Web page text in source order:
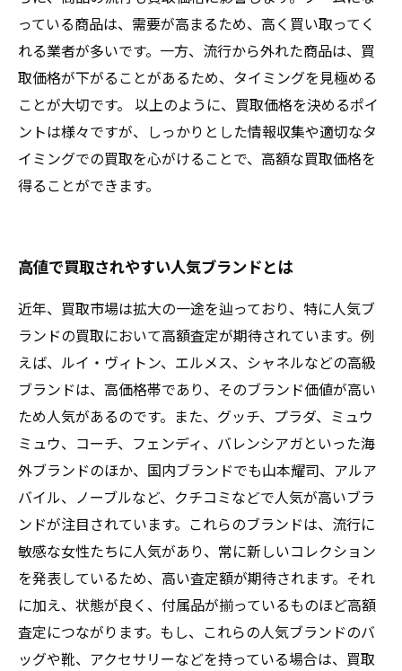
っている商品は、需要が高まるため、高く買い取ってく
れる業者が多いです。一方、流行から外れた商品は、買
取価格が下がることがあるため、タイミングを見極める
ことが大切です。 以上のように、買取価格を決めるポイ
ントは様々ですが、しっかりとした情報収集や適切なタ
イミングでの買取を心がけることで、高額な買取価格を
得ることができます。
高値で買取されやすい人気ブランドとは
近年、買取市場は拡大の一途を辿っており、特に人気ブ
ランドの買取において高額査定が期待されています。例
えば、ルイ・ヴィトン、エルメス、シャネルなどの高級
ブランドは、高価格帯であり、そのブランド価値が高い
ため人気があるのです。また、グッチ、プラダ、ミュウ
ミュウ、コーチ、フェンディ、バレンシアガといった海
外ブランドのほか、国内ブランドでも山本耀司、アルア
バイル、ノーブルなど、クチコミなどで人気が高いブラ
ンドが注目されています。これらのブランドは、流行に
敏感な女性たちに人気があり、常に新しいコレクション
を発表しているため、高い査定額が期待されます。それ
に加え、状態が良く、付属品が揃っているものほど高額
査定につながります。もし、これらの人気ブランドのバ
ッグや靴、アクセサリーなどを持っている場合は、買取